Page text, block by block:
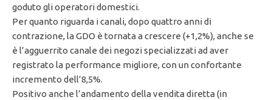
goduto gli operatori domestici.
Per quanto riguarda i canali, dopo quattro anni di
contrazione, la GDO è tornata a crescere (+1,2%), anche se
è l’agguerrito canale dei negozi specializzati ad aver
registrato la performance migliore, con un confortante
incremento dell’8,5%.
Positivo anche l’andamento della vendita diretta (in